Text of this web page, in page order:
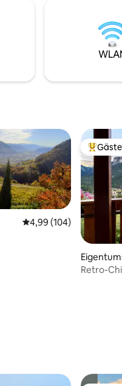
Durchschnittliche
4,99 (104)
Retro-